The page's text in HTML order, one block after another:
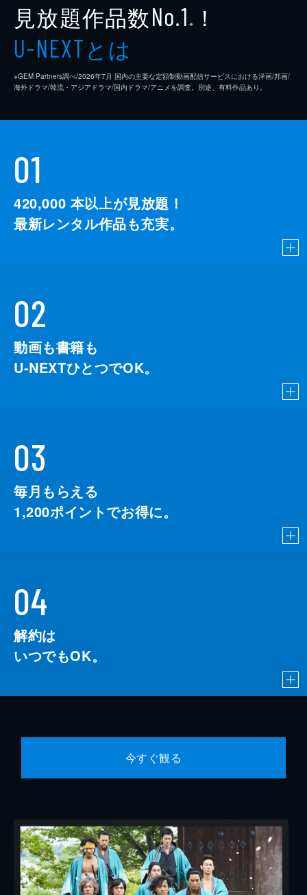
見放題作品数No.1 ※ ！
U-NEXTとは
※GEM Partners調べ/2026年7⽉ 国内の主要な定額制動画配信サービスにおける洋画/邦画/
海外ドラマ/韓流・アジアドラマ/国内ドラマ/アニメを調査。別途、有料作品あり。
01
420,000 本以上が見放題！
最新レンタル作品も充実。
02
動画も書籍も
U-NEXTひとつでOK。
03
毎月もらえる
1,200ポイントでお得に。
04
解約は
いつでもOK。
今すぐ観る